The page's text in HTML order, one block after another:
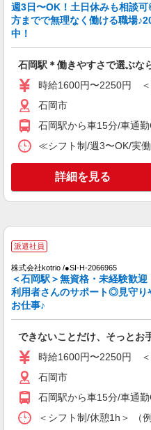
週3日〜OK！土日休みも相談
方までで無理なく働ける職場
中！
石岡駅＊働きやすさで選ぶな
時給1600円〜2250円 ＜
石岡市
石岡駅から車15分/車通
≪シフト制/週3〜OK/実
詳細を見る
派遣社員
株式会社kotrio /●SI-H-2066965
＜石岡駅＞無資格・未経験歓
利用者さんのサポート◎見守り
お仕事♪
できないことだけ、そっとお
時給1600円〜2250円 ＜
石岡市
石岡駅から車15分/車通
＜シフト制/休憩1h＞